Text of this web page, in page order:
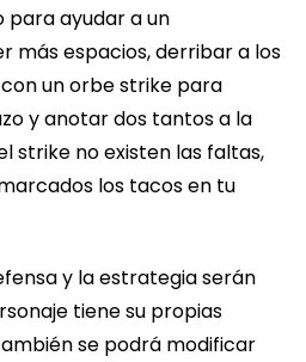
para ayudar a un
más espacios, derribar a los
un orbe strike para
y anotar dos tantos a la
strike no existen las faltas,
los tacos en tu
y la estrategia serán
tiene su propias
se podrá modificar